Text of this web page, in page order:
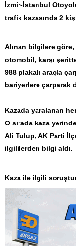
İzmir-İstanbul
trafik kazasında 2
Alınan bilgilere
otomobil, karşı
988 plakalı araçla
bariyerlere çarparak
Kazada yaralanan
O sırada kaza
Ali Tulup, AK Parti
ilgililerden bilgi aldı.
Kaza ile ilgili